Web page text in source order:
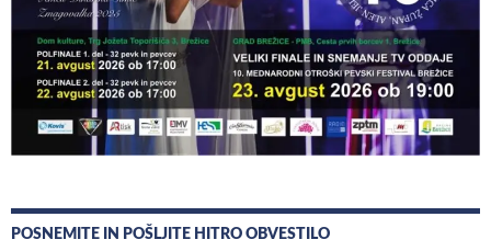
POSNEMITE IN POŠLJITE HITRO OBVESTILO